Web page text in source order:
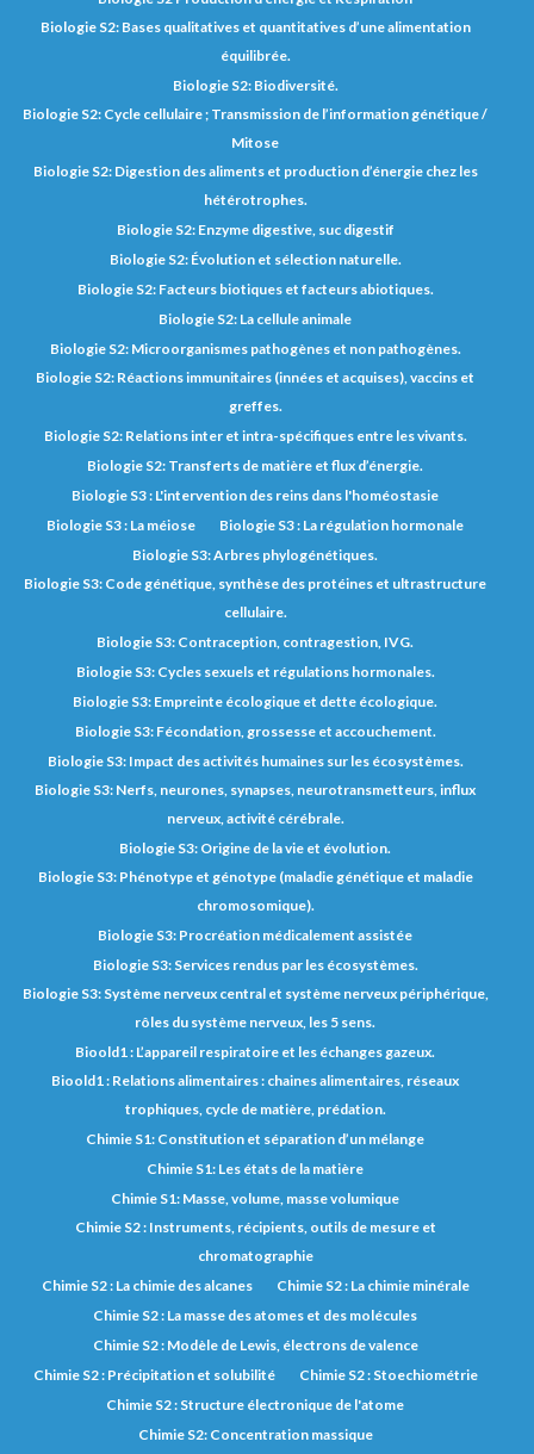
Biologie S2: Bases qualitatives et quantitatives d’une alimentation
équilibrée.
Biologie S2: Biodiversité.
Biologie S2: Cycle cellulaire ; Transmission de l’information génétique /
Mitose
Biologie S2: Digestion des aliments et production d’énergie chez les
hétérotrophes.
Biologie S2: Enzyme digestive, suc digestif
Biologie S2: Évolution et sélection naturelle.
Biologie S2: Facteurs biotiques et facteurs abiotiques.
Biologie S2: La cellule animale
Biologie S2: Microorganismes pathogènes et non pathogènes.
Biologie S2: Réactions immunitaires (innées et acquises), vaccins et
greffes.
Biologie S2: Relations inter et intra-spécifiques entre les vivants.
Biologie S2: Transferts de matière et flux d’énergie.
Biologie S3 : L'intervention des reins dans l'homéostasie
Biologie S3 : La méiose
Biologie S3 : La régulation hormonale
Biologie S3: Arbres phylogénétiques.
Biologie S3: Code génétique, synthèse des protéines et ultrastructure
cellulaire.
Biologie S3: Contraception, contragestion, IVG.
Biologie S3: Cycles sexuels et régulations hormonales.
Biologie S3: Empreinte écologique et dette écologique.
Biologie S3: Fécondation, grossesse et accouchement.
Biologie S3: Impact des activités humaines sur les écosystèmes.
Biologie S3: Nerfs, neurones, synapses, neurotransmetteurs, influx
nerveux, activité cérébrale.
Biologie S3: Origine de la vie et évolution.
Biologie S3: Phénotype et génotype (maladie génétique et maladie
chromosomique).
Biologie S3: Procréation médicalement assistée
Biologie S3: Services rendus par les écosystèmes.
Biologie S3: Système nerveux central et système nerveux périphérique,
rôles du système nerveux, les 5 sens.
Bioold1 : L’appareil respiratoire et les échanges gazeux.
Bioold1 : Relations alimentaires : chaines alimentaires, réseaux
trophiques, cycle de matière, prédation.
Chimie S1: Constitution et séparation d’un mélange
Chimie S1: Les états de la matière
Chimie S1: Masse, volume, masse volumique
Chimie S2 : Instruments, récipients, outils de mesure et
chromatographie
Chimie S2 : La chimie des alcanes
Chimie S2 : La chimie minérale
Chimie S2 : La masse des atomes et des molécules
Chimie S2 : Modèle de Lewis, électrons de valence
Chimie S2 : Précipitation et solubilité
Chimie S2 : Stoechiométrie
Chimie S2 : Structure électronique de l'atome
Chimie S2: Concentration massique